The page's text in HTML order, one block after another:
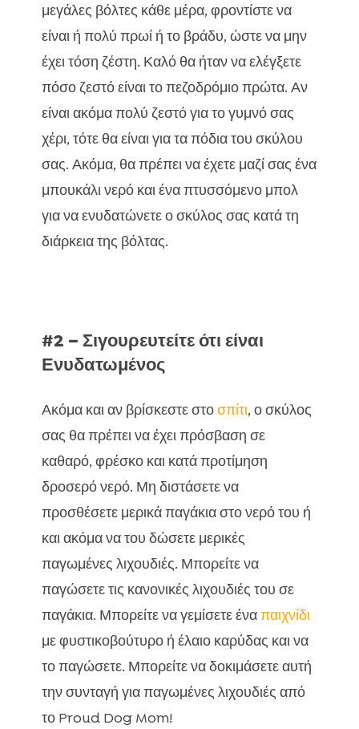
μεγάλες βόλτες κάθε μέρα, φροντίστε να
είναι ή πολύ πρωί ή το βράδυ, ώστε να μην
έχει τόση ζέστη. Καλό θα ήταν να ελέγξετε
πόσο ζεστό είναι το πεζοδρόμιο πρώτα. Αν
είναι ακόμα πολύ ζεστό για το γυμνό σας
χέρι, τότε θα είναι για τα πόδια του σκύλου
σας. Ακόμα, θα πρέπει να έχετε μαζί σας ένα
μπουκάλι νερό και ένα πτυσσόμενο μπολ
για να ενυδατώνετε ο σκύλος σας κατά τη
διάρκεια της βόλτας.
#2 – Σιγουρευτείτε ότι είναι
Ενυδατωμένος
Ακόμα και αν βρίσκεστε στοσπίτι, ο σκύλος
σας θα πρέπει να έχει πρόσβαση σε
καθαρό, φρέσκο και κατά προτίμηση
δροσερό νερό. Μη διστάσετε να
προσθέσετε μερικά παγάκια στο νερό του ή
και ακόμα να του δώσετε μερικές
παγωμένες λιχουδιές. Μπορείτε να
παγώσετε τις κανονικές λιχουδιές του σε
παγάκια. Μπορείτε να γεμίσετε έναπαιχνίδι
με φυστικοβούτυρο ή έλαιο καρύδας και να
το παγώσετε. Μπορείτε να δοκιμάσετε αυτή
την συνταγή για παγωμένες λιχουδιές από
το Proud Dog Mom!